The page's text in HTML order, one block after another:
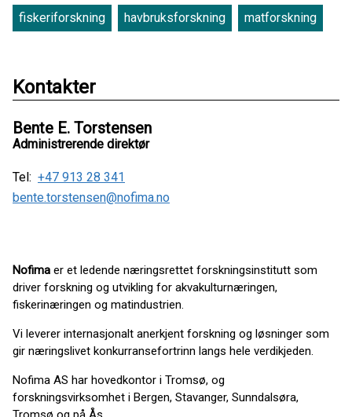
fiskeriforskning havbruksforskning matforskning
Kontakter
Bente E. Torstensen
Administrerende direktør
Tel: +47 913 28 341
bente.torstensen@nofima.no
Nofima er et ledende næringsrettet forskningsinstitutt som
driver forskning og utvikling for akvakulturnæringen,
fiskerinæringen og matindustrien.
Vi leverer internasjonalt anerkjent forskning og løsninger som
gir næringslivet konkurransefortrinn langs hele verdikjeden.
Nofima AS har hovedkontor i Tromsø, og
forskningsvirksomhet i Bergen, Stavanger, Sunndalsøra,